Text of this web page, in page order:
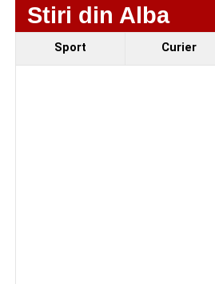
Ultimele știri din Sebeș
Stiri din Alba
Sport Curier